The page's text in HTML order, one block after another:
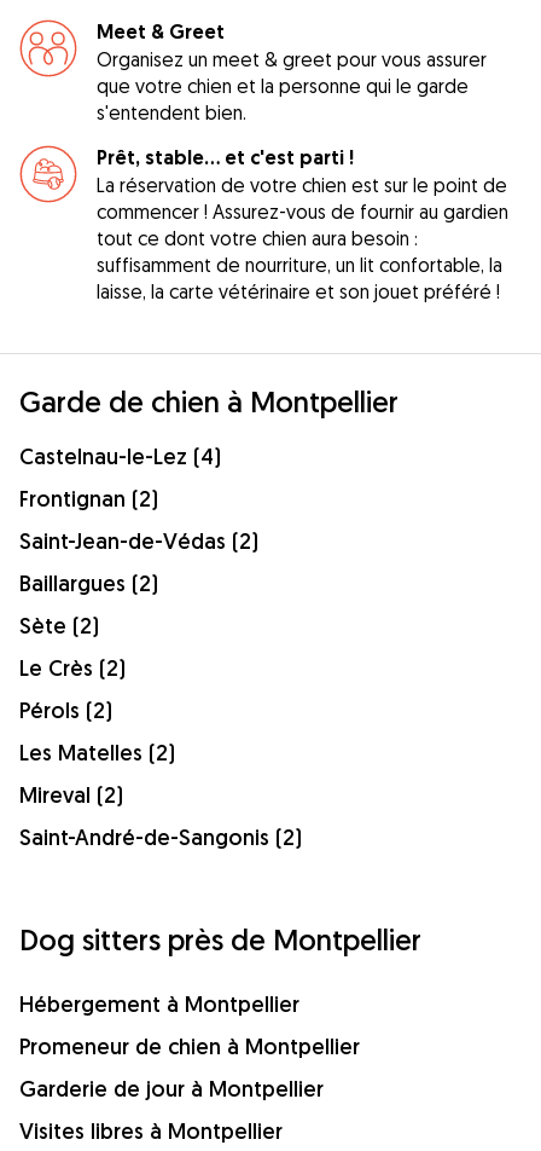
Meet & Greet
Organisez un meet & greet pour vous assurer
que votre chien et la personne qui le garde
s'entendent bien.
Prêt, stable... et c'est parti !
La réservation de votre chien est sur le point de
commencer ! Assurez-vous de fournir au gardien
tout ce dont votre chien aura besoin :
suffisamment de nourriture, un lit confortable, la
laisse, la carte vétérinaire et son jouet préféré !
Garde de chien à Montpellier
Castelnau-le-Lez (4)
Frontignan (2)
Saint-Jean-de-Védas (2)
Baillargues (2)
Sète (2)
Le Crès (2)
Pérols (2)
Les Matelles (2)
Mireval (2)
Saint-André-de-Sangonis (2)
Dog sitters près de Montpellier
Hébergement à Montpellier
Promeneur de chien à Montpellier
Garderie de jour à Montpellier
Visites libres à Montpellier